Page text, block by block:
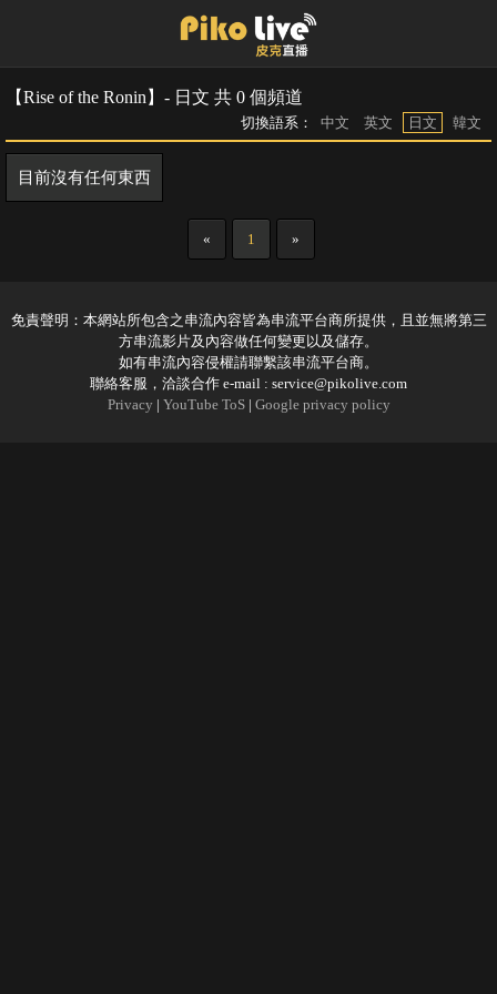
【Rise of the Ronin】- 日文 共 0 個頻道
切換語系： 中文 英文 日文 韓文
目前沒有任何東西
« 1 »
免責聲明：本網站所包含之串流內容皆為串流平台商所提供，且並無將第三
方串流影片及內容做任何變更以及儲存。
如有串流內容侵權請聯繫該串流平台商。
聯絡客服，洽談合作 e-mail : service@pikolive.com
Privacy | YouTube ToS| Google privacy policy